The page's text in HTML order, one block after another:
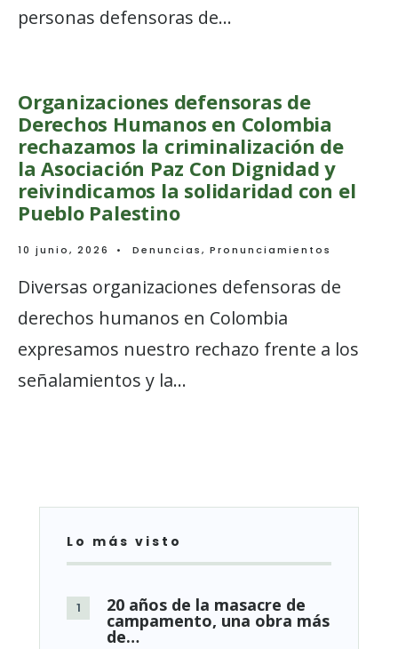
personas defensoras de...
Organizaciones defensoras de
Derechos Humanos en Colombia
rechazamos la criminalización de
la Asociación Paz Con Dignidad y
reivindicamos la solidaridad con el
Pueblo Palestino
10 junio, 2026 • Denuncias, Pronunciamientos
Diversas organizaciones defensoras de
derechos humanos en Colombia
expresamos nuestro rechazo frente a los
señalamientos y la...
Lo más visto
20 años de la masacre de
campamento, una obra más
de…